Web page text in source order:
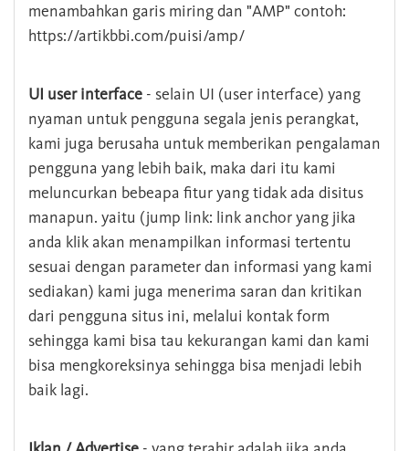
menambahkan garis miring dan "AMP" contoh:
https://artikbbi.com/puisi/amp/
UI user interface - selain UI (user interface) yang
nyaman untuk pengguna segala jenis perangkat,
kami juga berusaha untuk memberikan pengalaman
pengguna yang lebih baik, maka dari itu kami
meluncurkan bebeapa fitur yang tidak ada disitus
manapun. yaitu (jump link: link anchor yang jika
anda klik akan menampilkan informasi tertentu
sesuai dengan parameter dan informasi yang kami
sediakan) kami juga menerima saran dan kritikan
dari pengguna situs ini, melalui kontak form
sehingga kami bisa tau kekurangan kami dan kami
bisa mengkoreksinya sehingga bisa menjadi lebih
baik lagi.